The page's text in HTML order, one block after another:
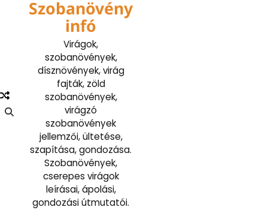
Szobanövény
infó
Virágok,
szobanövények,
dísznövények, virág
fajták, zöld
szobanövények,
virágzó
szobanövények
jellemzői, ültetése,
szapítása, gondozása.
Szobanövények,
cserepes virágok
leírásai, ápolási,
gondozási útmutatói.